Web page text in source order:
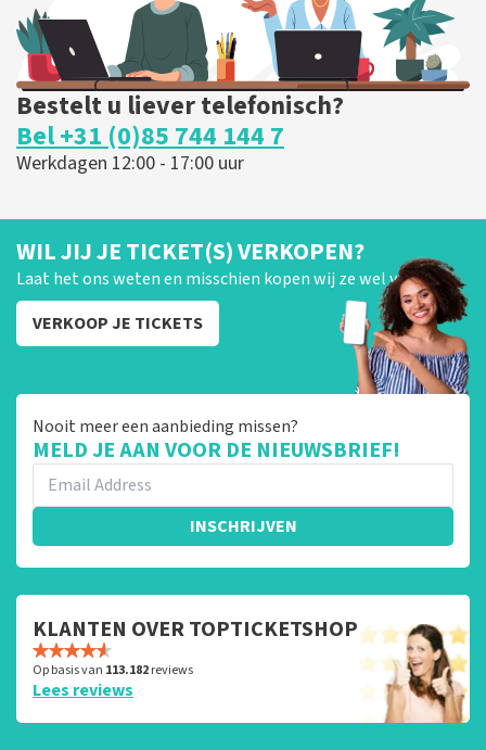
Bestelt u liever telefonisch?
Bel +31 (0)85 744 144 7
Werkdagen 12:00 - 17:00 uur
WIL JIJ JE TICKET(S) VERKOPEN?
Laat het ons weten en misschien kopen wij ze wel van je!
VERKOOP JE TICKETS
Nooit meer een aanbieding missen?
MELD JE AAN VOOR DE NIEUWSBRIEF!
INSCHRIJVEN
KLANTEN OVER TOPTICKETSHOP
Op basis van 113.182reviews
Lees reviews